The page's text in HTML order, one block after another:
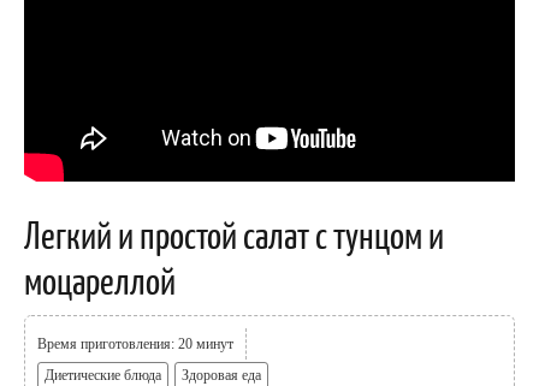
Легкий и простой салат с тунцом и
моцареллой
Время приготовления: 20 минут
Диетические блюда
Здоровая еда